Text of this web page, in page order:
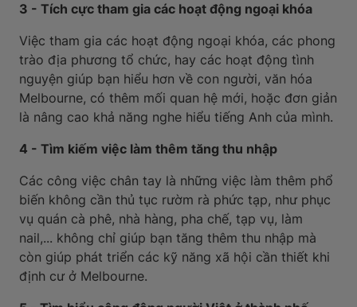
3 - Tích cực tham gia các hoạt động ngoại khóa
Việc tham gia các hoạt động ngoại khóa, các phong
trào địa phương tổ chức, hay các hoạt động tình
nguyện giúp bạn hiểu hơn về con người, văn hóa
Melbourne, có thêm mối quan hệ mới, hoặc đơn giản
là nâng cao khả năng nghe hiểu tiếng Anh của mình.
4 - Tìm kiếm việc làm thêm tăng thu nhập
Các công việc chân tay là những việc làm thêm phổ
biến không cần thủ tục rườm rà phức tạp, như phục
vụ quán cà phê, nhà hàng, pha chế, tạp vụ, làm
nail,... không chỉ giúp bạn tăng thêm thu nhập mà
còn giúp phát triển các kỹ năng xã hội cần thiết khi
định cư ở Melbourne.